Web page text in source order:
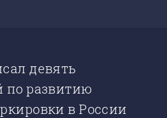
девять
по развитию
в России